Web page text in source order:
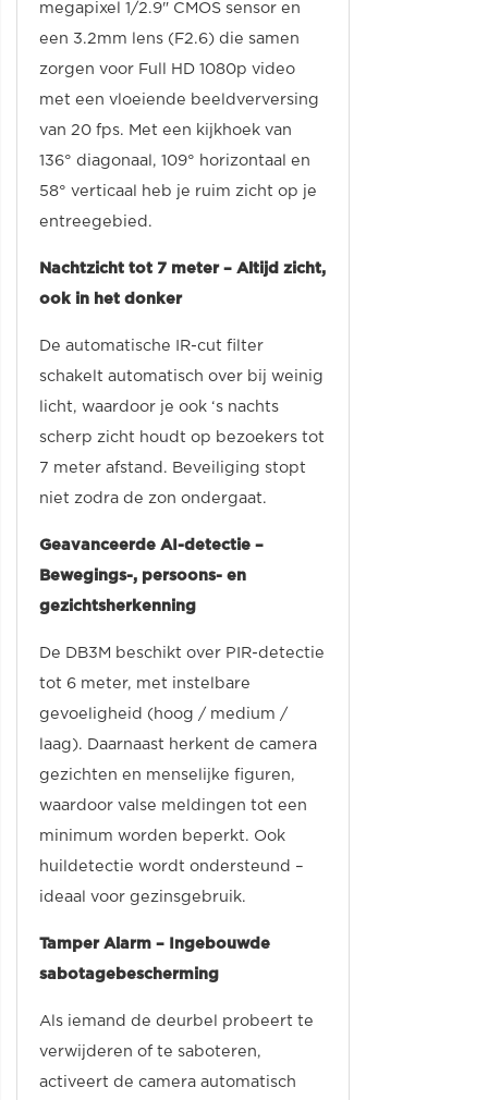
megapixel 1/2.9" CMOS sensor en
een 3.2mm lens (F2.6) die samen
zorgen voor Full HD 1080p video
met een vloeiende beeldverversing
van 20 fps. Met een kijkhoek van
136° diagonaal, 109° horizontaal en
58° verticaal heb je ruim zicht op je
entreegebied.
Nachtzicht tot 7 meter – Altijd zicht,
ook in het donker
De automatische IR-cut filter
schakelt automatisch over bij weinig
licht, waardoor je ook ‘s nachts
scherp zicht houdt op bezoekers tot
7 meter afstand. Beveiliging stopt
niet zodra de zon ondergaat.
Geavanceerde AI-detectie –
Bewegings-, persoons- en
gezichtsherkenning
De DB3M beschikt over PIR-detectie
tot 6 meter, met instelbare
gevoeligheid (hoog / medium /
laag). Daarnaast herkent de camera
gezichten en menselijke figuren,
waardoor valse meldingen tot een
minimum worden beperkt. Ook
huildetectie wordt ondersteund –
ideaal voor gezinsgebruik.
Tamper Alarm – Ingebouwde
sabotagebescherming
Als iemand de deurbel probeert te
verwijderen of te saboteren,
activeert de camera automatisch